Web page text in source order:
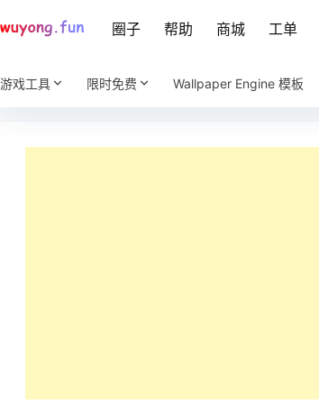
圈子 帮助 商城 工单
游戏工具 限时免费 Wallpaper Engine 模板